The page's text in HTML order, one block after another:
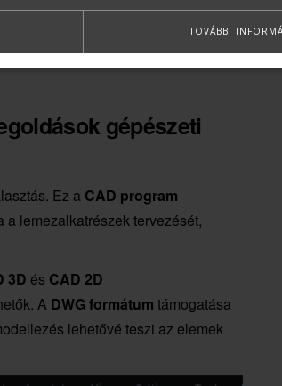
gépészeti
Ez a CAD program
a lemezalkatrészek tervezését,
3D és CAD 2D
A DWG formátum támogatása
lehetővé teszi az elemek
TOVÁBBI